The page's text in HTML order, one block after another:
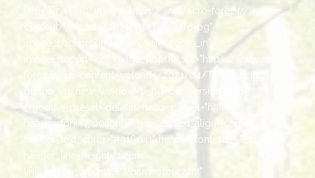
title="Tir à l'arc" image="https://www.acro-forez.fr/wp-
content/uploads/2021/04/Tir-a-larc.jpg"
image_background_animation="zoom_in"
image_popup="on" image_popup_src="https://www.acro-
forez.fr/wp-content/uploads/2021/04/Tir-a-larc.jpg"
button_url_new_window=1 _builder_version=4.16
_module_preset="default" header_level="h3"
header_font="|700||on|||||" header_text_align="center"
header_text_color="#316041" header_font_size="24px"
header_line_height="1.2em"
link_option_url="https://gameoforez.fr/"